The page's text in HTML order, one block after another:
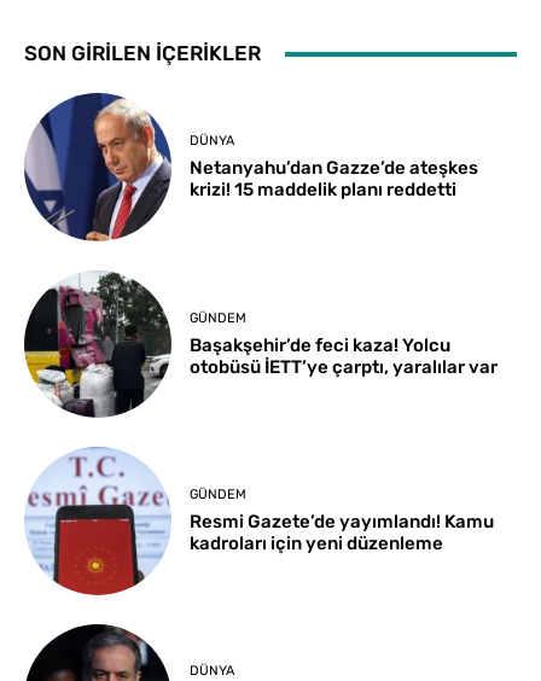
SON GİRİLEN İÇERİKLER
DÜNYA
Netanyahu’dan Gazze’de ateşkes
krizi! 15 maddelik planı reddetti
GÜNDEM
Başakşehir’de feci kaza! Yolcu
otobüsü İETT’ye çarptı, yaralılar var
GÜNDEM
Resmi Gazete’de yayımlandı! Kamu
kadroları için yeni düzenleme
DÜNYA